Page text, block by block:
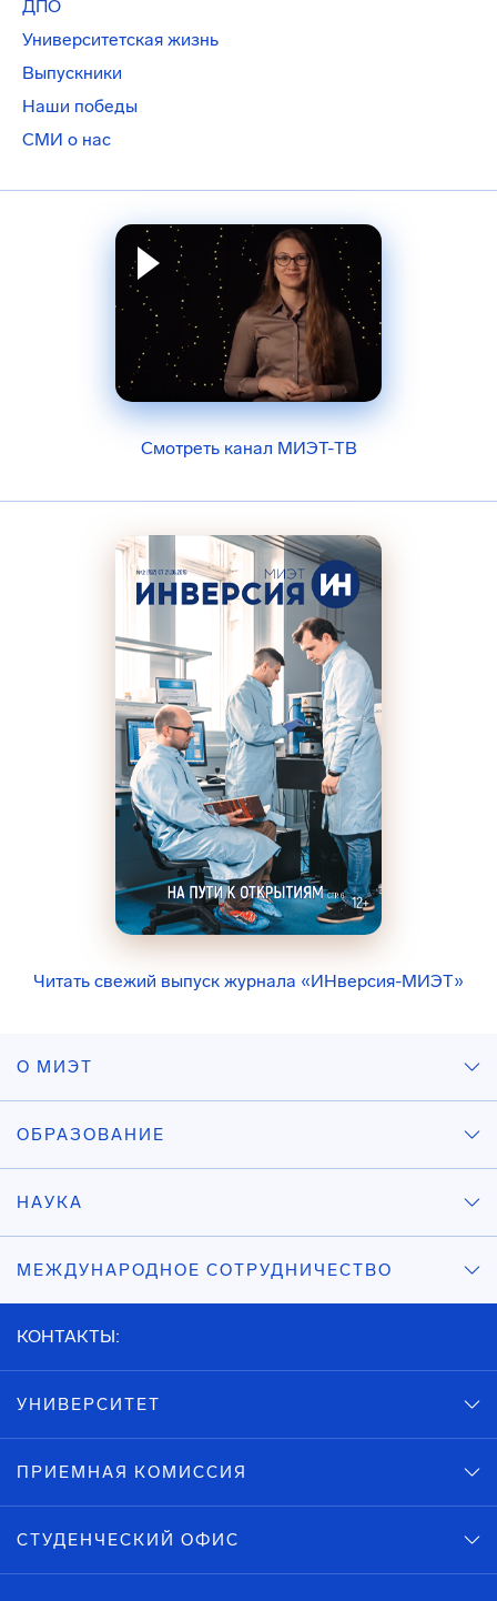
ДПО
Университетская жизнь
Выпускники
Наши победы
СМИ о нас
Смотреть канал МИЭТ-ТВ
Читать свежий выпуск журнала «ИНверсия-МИЭТ»
О МИЭТ
ОБРАЗОВАНИЕ
НАУКА
МЕЖДУНАРОДНОЕ СОТРУДНИЧЕСТВО
КОНТАКТЫ:
УНИВЕРСИТЕТ
ПРИЕМНАЯ КОМИССИЯ
СТУДЕНЧЕСКИЙ ОФИС